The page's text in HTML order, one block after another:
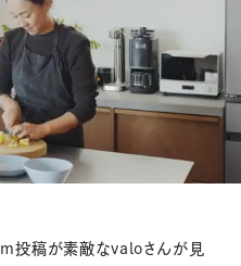
M
投稿が素敵なvaloさんが見